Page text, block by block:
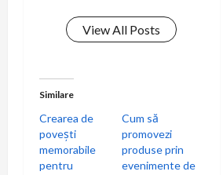
View All Posts
Similare
Crearea de
povești
memorabile
pentru
Cum să
promovezi
produse prin
evenimente de